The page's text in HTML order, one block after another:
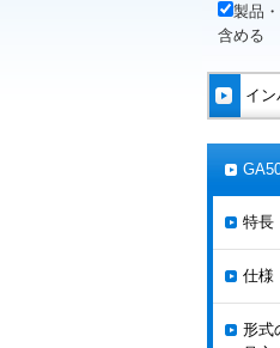
製品
含める
イ
特長
仕様
形式